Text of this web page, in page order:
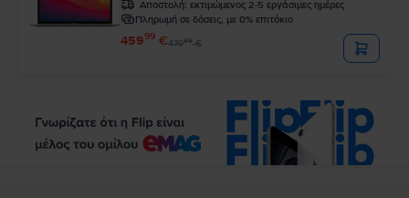
Αποστολή: εκτιμώμενος 2-5 εργάσιμες ημέρες
Πληρωμή σε δόσεις, με 0% επιτόκιο
45999 €47999€